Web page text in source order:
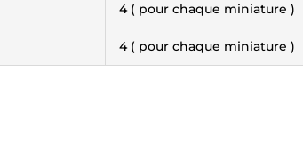
4 ( pour chaque miniature )
4 ( pour chaque miniature )